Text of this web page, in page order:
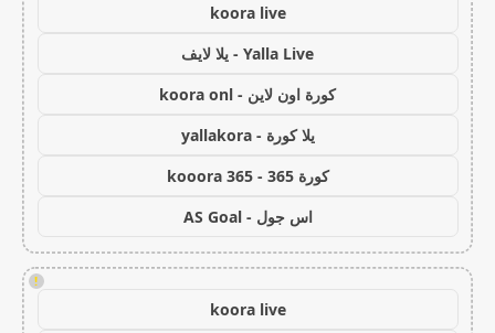
koora live
Yalla Live - يلا لايف
كورة اون لاين - koora onl
يلا كورة - yallakora
كورة 365 - kooora 365
اس جول - AS Goal
!
koora live